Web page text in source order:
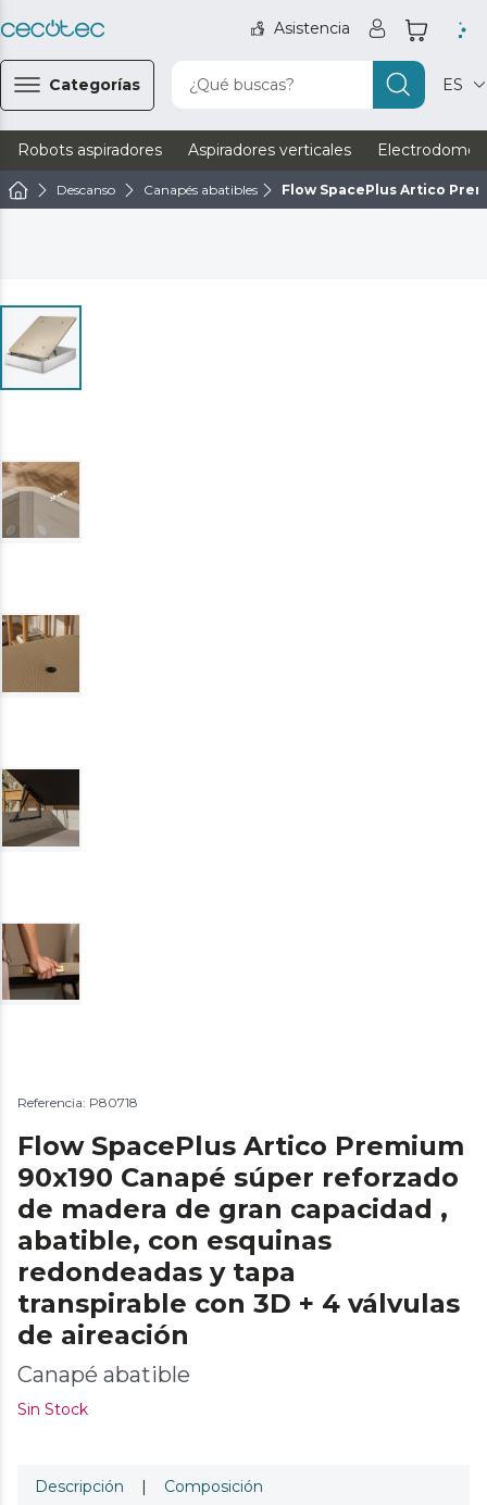
Asistencia
Categorías ¿Qué buscas? ES
Robots aspiradores Aspiradores verticales
Descanso Canapés abatibles Flow SpacePlus Artico
Referencia: P80718
Flow SpacePlus Artico Premium
90x190 Canapé súper reforzado
de madera de gran capacidad ,
abatible, con esquinas
redondeadas y tapa
transpirable con 3D + 4 válvulas
de aireación
Canapé abatible
Sin Stock
Descripción | Composición